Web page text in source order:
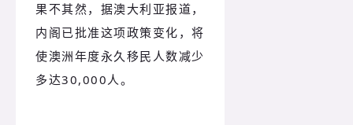
果不其然，据澳大利亚报道，
内阁已批准这项政策变化，将
使澳洲年度永久移民人数减少
多达30,000人。